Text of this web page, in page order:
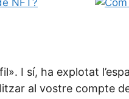
I sí, ha explotat
al vostre compte